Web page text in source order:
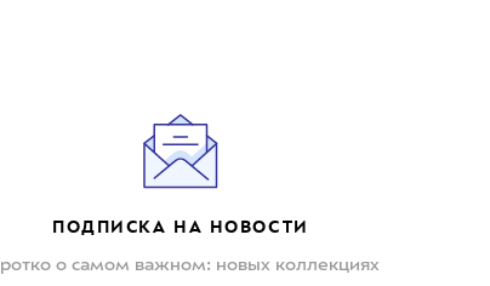
ПОДПИСКА НА НОВОСТИ
о самом важном: новых коллекциях